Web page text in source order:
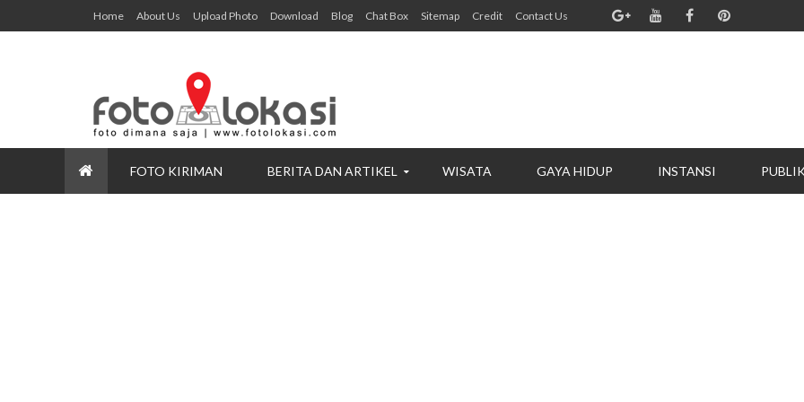
Home About Us Upload Photo Download Blog Chat Box Sitemap Credit Contact Us
FOTO KIRIMAN BERITA DAN ARTIKEL WISATA GAYA HIDUP INSTANSI